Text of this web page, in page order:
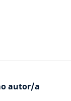
autor/a